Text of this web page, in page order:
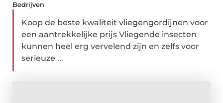
Bedrijven
Koop de beste kwaliteit vliegengordijnen voor
een aantrekkelijke prijs Vliegende insecten
kunnen heel erg vervelend zijn en zelfs voor
serieuze ...